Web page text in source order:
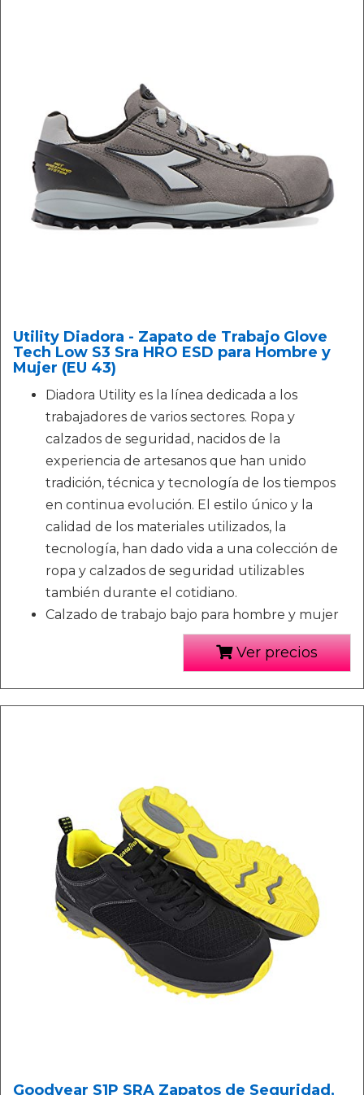
Utility Diadora - Zapato de Trabajo Glove
Tech Low S3 Sra HRO ESD para Hombre y
Mujer (EU 43)
Diadora Utility es la línea dedicada a los
trabajadores de varios sectores. Ropa y
calzados de seguridad, nacidos de la
experiencia de artesanos que han unido
tradición, técnica y tecnología de los tiempos
en continua evolución. El estilo único y la
calidad de los materiales utilizados, la
tecnología, han dado vida a una colección de
ropa y calzados de seguridad utilizables
también durante el cotidiano.
Calzado de trabajo bajo para hombre y mujer
Ver precios
Goodyear S1P SRA Zapatos de Seguridad,